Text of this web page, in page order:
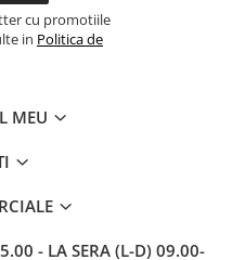
cu promotiile
in Politica de
MEU
- LA SERA (L-D) 09.00-